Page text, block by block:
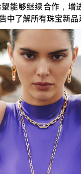
能够继续合作，增
中了解所有珠宝新品